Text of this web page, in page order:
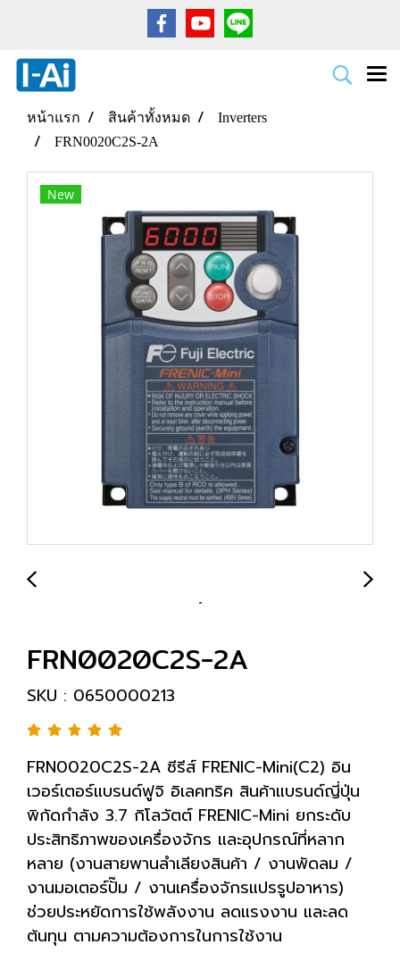
หน้าแรก สินค้าทั้งหมด
Inverters
FRN0020C2S-2A
New
FRN0020C2S-2A
SKU : 0650000213
FRN0020C2S-2A ซีรีส์ FRENIC-Mini(C2) อิน
เวอร์เตอร์แบรนด์ฟูจิ อิเลคทริค สินค้าแบรนด์ญี่ปุ่น
พิกัดกำลัง 3.7 กิโลวัตต์ FRENIC-Mini ยกระดับ
ประสิทธิภาพของเครื่องจักร และอุปกรณ์ที่หลาก
หลาย (งานสายพานลำเลียงสินค้า / งานพัดลม /
งานมอเตอร์ปั๊ม / งานเครื่องจักรแปรรูปอาหาร)
ช่วยประหยัดการใช้พลังงาน ลดแรงงาน และลด
ต้นทุน ตามความต้องการในการใช้งาน